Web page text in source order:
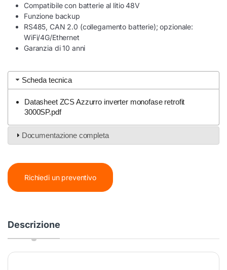
Compatibile con batterie al litio 48V
Funzione backup
RS485, CAN 2.0 (collegamento batterie); opzionale:
WiFi/4G/Ethernet
Garanzia di 10 anni
Scheda tecnica
Datasheet ZCS Azzurro inverter monofase retrofit
3000SP.pdf
Documentazione completa
Richiedi un preventivo
Descrizione